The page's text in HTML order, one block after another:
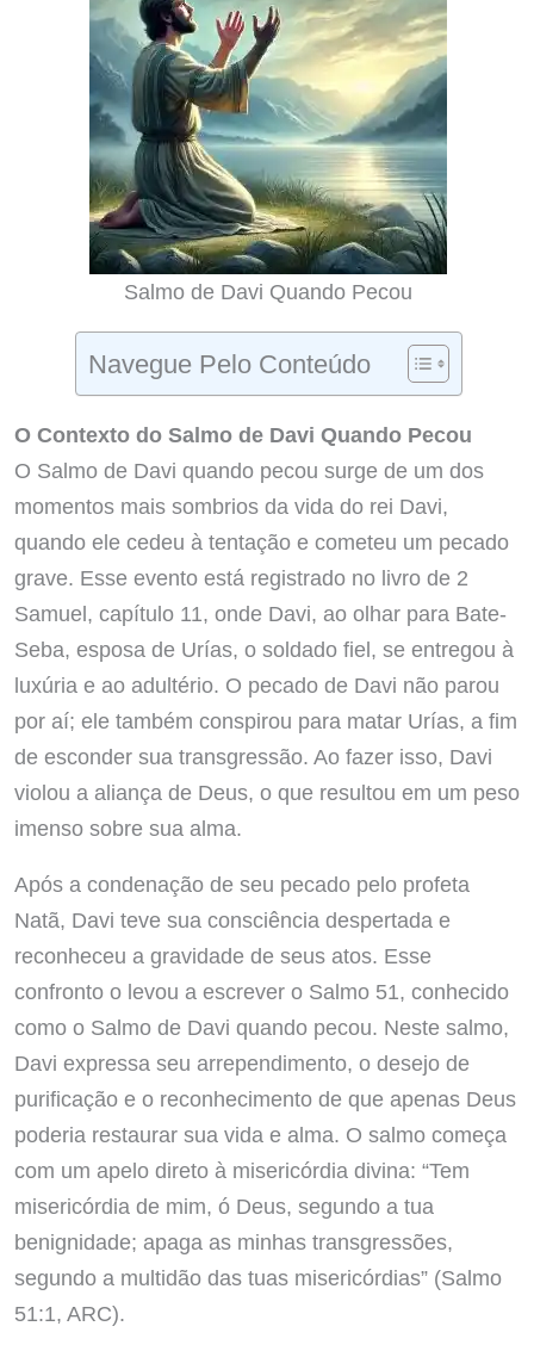
Salmo de Davi Quando Pecou
Navegue Pelo Conteúdo
O Contexto do Salmo de Davi Quando Pecou
O Salmo de Davi quando pecou surge de um dos
momentos mais sombrios da vida do rei Davi,
quando ele cedeu à tentação e cometeu um pecado
grave. Esse evento está registrado no livro de 2
Samuel, capítulo 11, onde Davi, ao olhar para Bate-
Seba, esposa de Urías, o soldado fiel, se entregou à
luxúria e ao adultério. O pecado de Davi não parou
por aí; ele também conspirou para matar Urías, a fim
de esconder sua transgressão. Ao fazer isso, Davi
violou a aliança de Deus, o que resultou em um peso
imenso sobre sua alma.
Após a condenação de seu pecado pelo profeta
Natã, Davi teve sua consciência despertada e
reconheceu a gravidade de seus atos. Esse
confronto o levou a escrever o Salmo 51, conhecido
como o Salmo de Davi quando pecou. Neste salmo,
Davi expressa seu arrependimento, o desejo de
purificação e o reconhecimento de que apenas Deus
poderia restaurar sua vida e alma. O salmo começa
com um apelo direto à misericórdia divina: “Tem
misericórdia de mim, ó Deus, segundo a tua
benignidade; apaga as minhas transgressões,
segundo a multidão das tuas misericórdias” (Salmo
51:1, ARC).